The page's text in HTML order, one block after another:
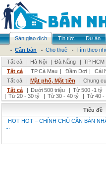
Sàn giao dịch Tin tức Dự án
Cần bán
Cho thuê
Tìm theo
Tất cả
| Hà Nội | Đà Nẵng | TP HCM
Tất cả | TP.Cà Mau | Đầm Dơi | Cái
Tất cả
| Mặt phố, Mặt tiền | Chung
Tất cả
| Dưới 500 triệu | Từ 500 -1 tỷ
| Từ 20 - 30 tỷ | Từ 30 - 40 tỷ | Từ 40 -
Tiêu đề
HOT HOT – CHÍNH CHỦ CẦN BÁN